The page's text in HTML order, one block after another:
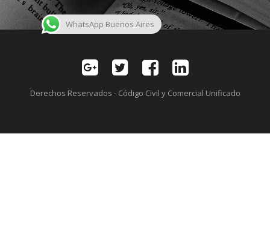
Derechos Reservados - Código Civil y Comercial Unificado
WhatsApp Buenos Aires